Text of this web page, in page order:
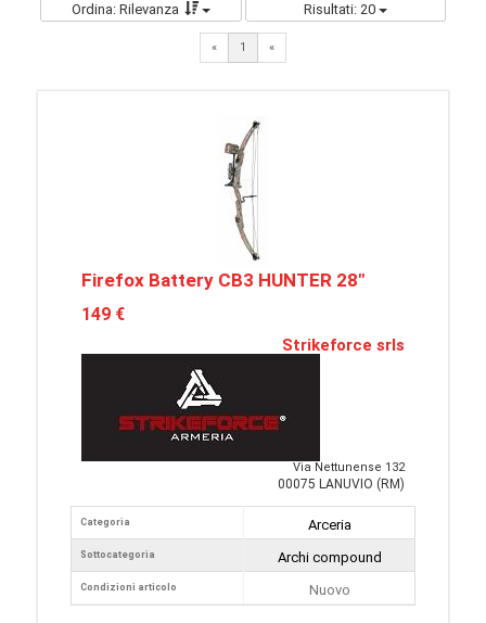
Ordina: Rilevanza Risultati: 20
« 1 «
Firefox Battery CB3 HUNTER 28"
149 €
Strikeforce srls
Via Nettunense 132
00075 LANUVIO (RM)
Categoria
Sottocategoria
Condizioni articolo
Arceria
Archi compound
Nuovo